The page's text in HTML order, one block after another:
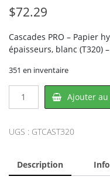
$72.29
Cascades PRO – Papier
épaisseurs, blanc (T320)
351 en inventaire
PRO
CASCADES
Ajouter
UGS : GTCAST320
Description